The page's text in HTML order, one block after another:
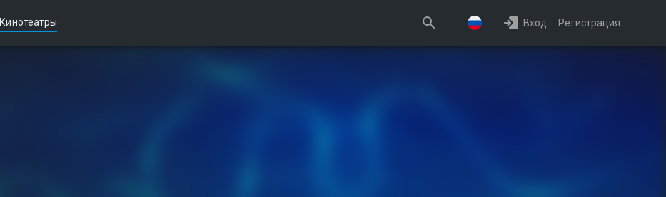
Кинотеатры Вход Регистрация